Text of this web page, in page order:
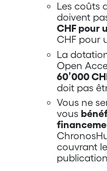
Les coûts
doivent
CHF pour
CHF pour
La
Open
60’000
doit pas
Vous ne
vous
couvrant